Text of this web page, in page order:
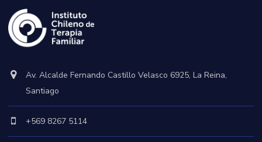
Av. Alcalde Fernando Castillo Velasco 6925, La Reina,
Santiago
+569 8267 5114